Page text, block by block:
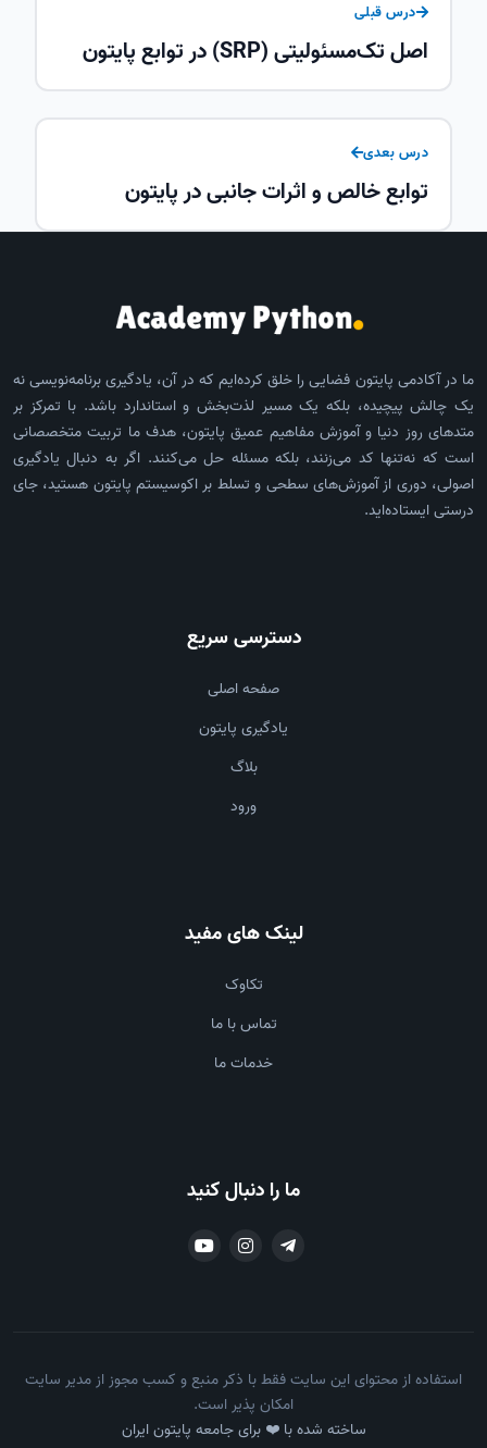
درس قبلی
اصل تک‌مسئولیتی (SRP) در توابع پایتون
درس بعدی
توابع خالص و اثرات جانبی در پایتون
ما در آکادمی پایتون فضایی را خلق کرده‌ایم که در آن، یادگیری برنامه‌نویسی نه
یک چالش پیچیده، بلکه یک مسیر لذت‌بخش و استاندارد باشد. با تمرکز بر
متدهای روز دنیا و آموزش مفاهیم عمیق پایتون، هدف ما تربیت متخصصانی
است که نه‌تنها کد می‌زنند، بلکه مسئله حل می‌کنند. اگر به دنبال یادگیری
اصولی، دوری از آموزش‌های سطحی و تسلط بر اکوسیستم پایتون هستید، جای
درستی ایستاده‌اید.
دسترسی سریع
صفحه اصلی
یادگیری پایتون
بلاگ
ورود
لینک های مفید
تکاوک
تماس با ما
خدمات ما
ما را دنبال کنید
استفاده از محتوای این سایت فقط با ذکر منبع و کسب مجوز از مدیر سایت
امکان پذیر است.
ساخته شده با ❤️ برای جامعه پایتون ایران